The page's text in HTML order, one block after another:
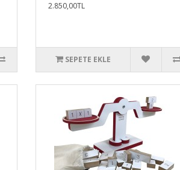
2.850,00TL
SEPETE EKLE